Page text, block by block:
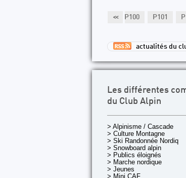
<< P100 P101
actualités du
Les différentes
du Club Alpin
> Alpinisme / Cascade
> Culture Montagne
> Ski Randonnée Nordique
> Snowboard alpin
> Publics éloignés
> Marche nordique
> Jeunes
> Mini CAF